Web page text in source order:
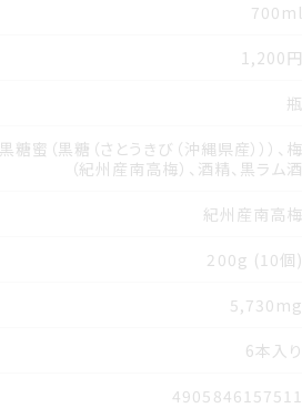
700ml
1,200円
瓶
糖蜜（黒糖（さとうきび（沖縄県産）））、梅
（紀州産南高梅）、酒精、黒ラム酒
紀州産南高梅
200g (10個)
5,730mg
6本入り
4905846157511